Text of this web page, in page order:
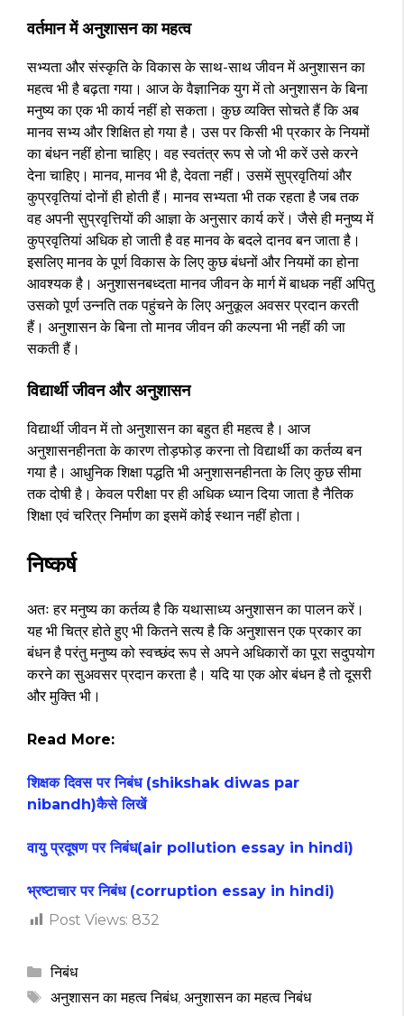
वर्तमान में अनुशासन का महत्व
सभ्यता और संस्कृति के विकास के साथ-साथ जीवन में अनुशासन का
महत्व भी है बढ़ता गया। आज के वैज्ञानिक युग में तो अनुशासन के बिना
मनुष्य का एक भी कार्य नहीं हो सकता। कुछ व्यक्ति सोचते हैं कि अब
मानव सभ्य और शिक्षित हो गया है। उस पर किसी भी प्रकार के नियमों
का बंधन नहीं होना चाहिए। वह स्वतंत्र रूप से जो भी करें उसे करने
देना चाहिए। मानव, मानव भी है, देवता नहीं। उसमें सुप्रवृतियां और
कुप्रवृतियां दोनों ही होती हैं। मानव सभ्यता भी तक रहता है जब तक
वह अपनी सुप्रवृत्तियों की आज्ञा के अनुसार कार्य करें। जैसे ही मनुष्य में
कुप्रवृतियां अधिक हो जाती है वह मानव के बदले दानव बन जाता है।
इसलिए मानव के पूर्ण विकास के लिए कुछ बंधनों और नियमों का होना
आवश्यक है। अनुशासनबध्दता मानव जीवन के मार्ग में बाधक नहीं अपितु
उसको पूर्ण उन्नति तक पहुंचने के लिए अनुकूल अवसर प्रदान करती
हैं। अनुशासन के बिना तो मानव जीवन की कल्पना भी नहीं की जा
सकती हैं।
विद्यार्थी जीवन और अनुशासन
विद्यार्थी जीवन में तो अनुशासन का बहुत ही महत्व है। आज
अनुशासनहीनता के कारण तोड़फोड़ करना तो विद्यार्थी का कर्तव्य बन
गया है। आधुनिक शिक्षा पद्धति भी अनुशासनहीनता के लिए कुछ सीमा
तक दोषी है। केवल परीक्षा पर ही अधिक ध्यान दिया जाता है नैतिक
शिक्षा एवं चरित्र निर्माण का इसमें कोई स्थान नहीं होता।
निष्कर्ष
अतः हर मनुष्य का कर्तव्य है कि यथासाध्य अनुशासन का पालन करें।
यह भी चित्र होते हुए भी कितने सत्य है कि अनुशासन एक प्रकार का
बंधन है परंतु मनुष्य को स्वच्छंद रूप से अपने अधिकारों का पूरा सदुपयोग
करने का सुअवसर प्रदान करता है। यदि या एक ओर बंधन है तो दूसरी
और मुक्ति भी।
Read More:
शिक्षक दिवस पर निबंध (shikshak diwas par
nibandh)कैसे लिखें
वायु प्रदूषण पर निबंध(air pollution essay in hindi)
भ्रष्टाचार पर निबंध (corruption essay in hindi)
Post Views: 832
Categories
निबंध
Tags
अनुशासन का महत्व निबंध, अनुशासन का महत्व निबंध